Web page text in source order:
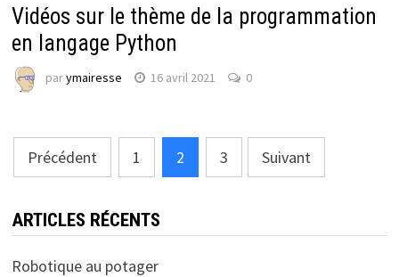
Vidéos sur le thème de la programmation
en langage Python
parymairesse 16 avril 2021 0
Pagination
des
publications
Précédent 1 2 3 Suivant
ARTICLES RÉCENTS
Robotique au potager